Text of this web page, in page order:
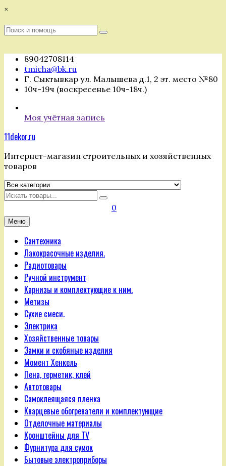
Перейти
содержимому
×
Поиск
Поиск
89042708114
tmicha@bk.ru
Г. Сыктывкар ул. Малышева д.1, 2 эт. место №80
10ч-19ч (воскресенье 10ч-18ч.)
Моя учётная запись
11dekor.ru
Интернет-магазин строительных и хозяйственных
товаров
Искать
0
Меню
Сантехника
Лакокрасочные изделия.
Радиотовары
Ручной инструмент
Карнизы и комплектующие к ним.
Метизы
Сухие смеси.
Электрика
Хозяйственные товары
Замки и скобяные изделия
Момент Хенкель
Пена, герметик, клей
Автотовары
Самоклеящаяся пленка
Кварцевые обогреватели и комплектующие
Отделочные материалы
Кронштейны для TV
Фурнитура для сумок
Бытовые электроприборы